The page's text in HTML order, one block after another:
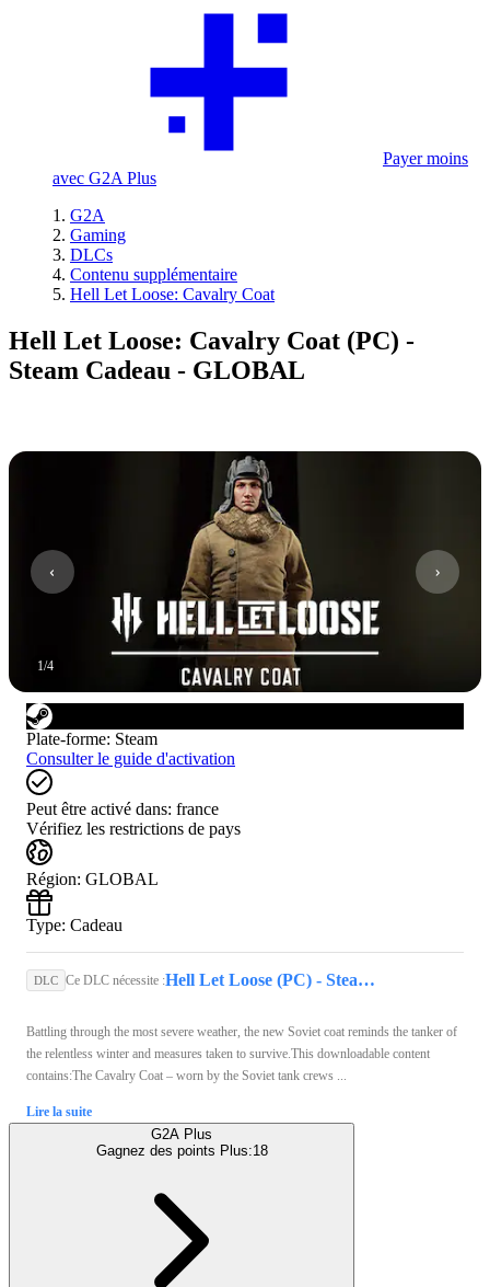
Payer moins
avec G2A Plus
G2A
Gaming
DLCs
Contenu supplémentaire
Hell Let Loose: Cavalry Coat
Hell Let Loose: Cavalry Coat (PC) -
Steam Cadeau - GLOBAL
1/4
Plate-forme: Steam
Consulter le guide d'activation
Peut être activé dans: france
Vérifiez les restrictions de pays
Région: GLOBAL
Type: Cadeau
DLC Ce DLC nécessite : Hell Let Loose (PC) - Steam Key - GLOBAL
Battling through the most severe weather, the new Soviet coat reminds the tanker of
the relentless winter and measures taken to survive.This downloadable content
contains:The Cavalry Coat – worn by the Soviet tank crews ...
Lire la suite
G2A Plus
Gagnez des points Plus:18